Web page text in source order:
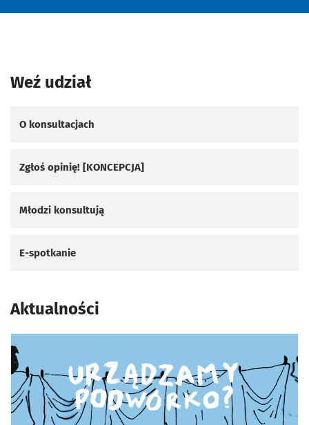
Weź udział
O konsultacjach
Zgłoś opinię! [KONCEPCJA]
Młodzi konsultują
E-spotkanie
Aktualności